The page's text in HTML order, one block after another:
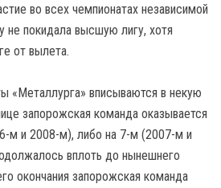
во всех чемпионатах независимой
не покидала высшую лигу, хотя
от вылета.
«Металлурга» вписываются в некую
запорожская команда оказывается
м и 2008-м), либо на 7-м (2007-м и
вплоть до нынешнего
окончания запорожская команда